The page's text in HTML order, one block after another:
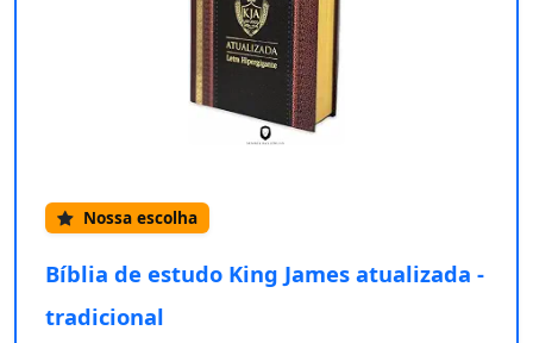
Nossa escolha
Bíblia de estudo King James atualizada ‐
tradicional